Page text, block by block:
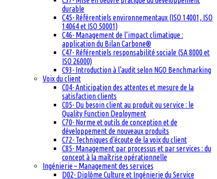
durable
C45- Référentiels environnementaux (ISO 14001, ISO
14064 et ISO 50001)
C46- Management de l’impact climatique :
application du Bilan Carbone®
C47- Référentiels responsabilité sociale (SA 8000 et
ISO 26000)
C93- Introduction à l’audit selon NGO Benchmarking
Voix du client
C04- Anticipation des attentes et mesure de la
satisfaction clients
C05- Du besoin client au produit ou service : le
Quality Function Deployment
C70- Norme et outils de conception et de
développement de nouveaux produits
C72- Techniques d’écoute de la voix du client
C85- Management par processus et par services : du
concept à la maîtrise opérationnelle
Ingénierie – Management des services
D02- Diplôme Culture et Ingénierie du Service